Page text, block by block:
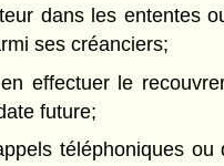
dans les ententes
ses créanciers;
effectuer le
future;
téléphoniques